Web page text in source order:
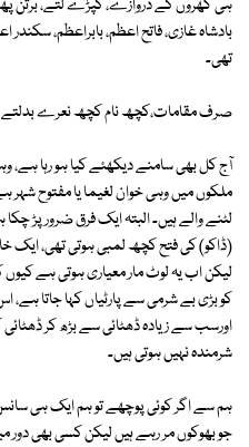
ہی گھروں کے دروازے، کپڑے لتے، برتن
بادشاہ غازی، فاتح اعظم، بابراعظم،
تھی۔
صرف مقامات،کچھ نام کچھ نعرے بدلتے
آج کل بھی سامنے دیکھئے کیا ہو رہا ہے،
ملکوں میں وہی خوان لغیما یا مفتوح
لٹنے والے ہیں۔ البتہ ایک فرق ضرور پڑ
(ڈاکو) کی فتح کچھ لمبی ہوتی تھی،
لیکن اب یہ لوٹ مار معیاری ہوتی ہے
کو بڑی بے شرمی سے پارٹیاں کہا جاتا
اورسب سے زیادہ ڈھٹائی سے بڑھ کر
شرمندہ نہیں ہوتی ہیں۔
ہم سے اگر کوئی پوچھے تو ہم ایک ہی
جو بھوکوں مر رہے ہیں لیکن کسی بھی دور